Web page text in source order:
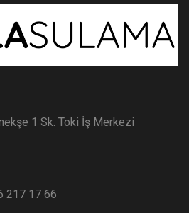
1 Sk. Toki İş Merkezi
217 17 66